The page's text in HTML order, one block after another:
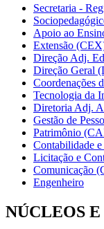
Secretaria -
Apoio ao
Extensão
Direção Adj.
Direção Geral
Coordenações
Tecnologia da
Diretoria Adj.
Gestão de
Patrimônio
Contabilidade
Licitação e
Comunicação
Engenheiro
NÚCLEOS